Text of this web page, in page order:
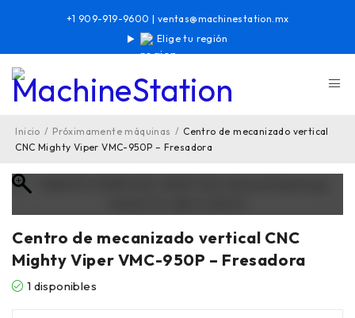
Elige tu región
+1 909-919-9600 | ventas@machinestation.mx
Inicio / Próximamente máquinas / Centro de mecanizado vertical
CNC Mighty Viper VMC-950P – Fresadora
Centro de mecanizado vertical CNC
Mighty Viper VMC-950P – Fresadora
1 disponibles